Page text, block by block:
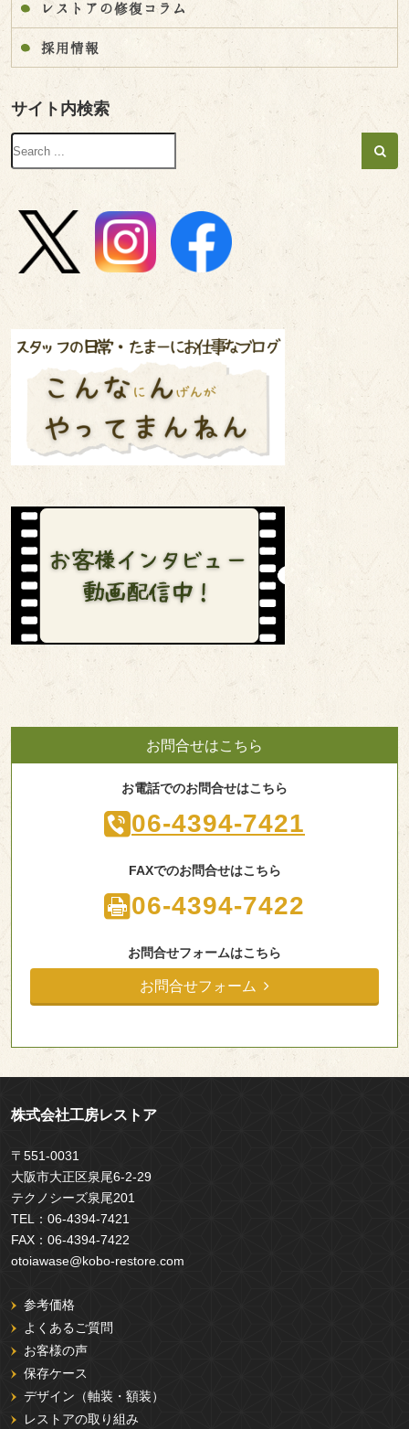
レストアの修復コラム
採用情報
サイト内検索
お問合せはこちら
お電話でのお問合せはこちら
06-4394-7421
FAXでのお問合せはこちら
06-4394-7422
お問合せフォームはこちら
お問合せフォーム
株式会社工房レストア
〒551-0031
大阪市大正区泉尾6-2-29
テクノシーズ泉尾201
TEL： 06-4394-7421
FAX： 06-4394-7422
otoiawase@kobo-restore.com
参考価格
よくあるご質問
お客様の声
保存ケース
デザイン（軸装・額装）
レストアの取り組み